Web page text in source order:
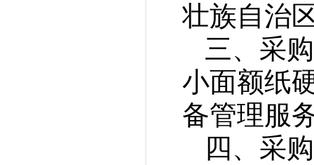
壮族自治
三、 采
小面额纸
备管理服
四 、 采